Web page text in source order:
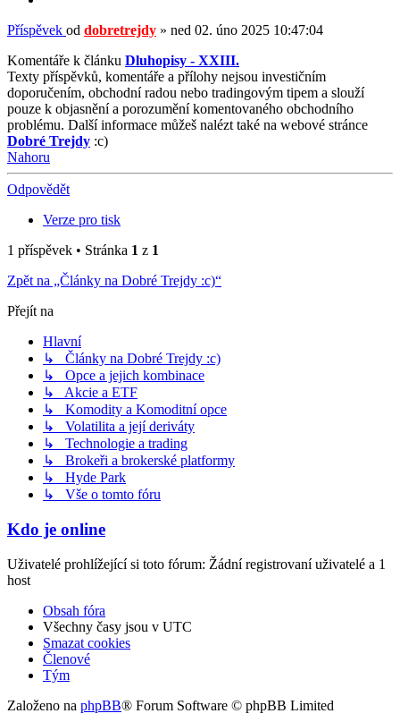
Příspěvek od dobretrejdy » ned 02. úno 2025 10:47:04
Komentáře k článku Dluhopisy - XXIII.
Texty příspěvků, komentáře a přílohy nejsou investičním
doporučením, obchodní radou nebo tradingovým tipem a slouží
pouze k objasnění a porozumění komentovaného obchodního
problému. Další informace můžeš nalézt také na webové stránce
Dobré Trejdy :c)
Nahoru
Odpovědět
Verze pro tisk
1 příspěvek • Stránka 1 z 1
Zpět na „Články na Dobré Trejdy :c)“
Přejít na
Hlavní
↳ Články na Dobré Trejdy :c)
↳ Opce a jejich kombinace
↳ Akcie a ETF
↳ Komodity a Komoditní opce
↳ Volatilita a její deriváty
↳ Technologie a trading
↳ Brokeři a brokerské platformy
↳ Hyde Park
↳ Vše o tomto fóru
Kdo je online
Uživatelé prohlížející si toto fórum: Žádní registrovaní uživatelé a 1
host
Obsah fóra
Všechny časy jsou v UTC
Smazat cookies
Členové
Tým
Založeno na phpBB® Forum Software © phpBB Limited